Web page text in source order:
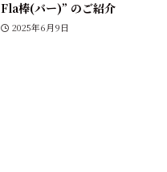
Fla棒(バー)” のご紹介
2025年6月9日